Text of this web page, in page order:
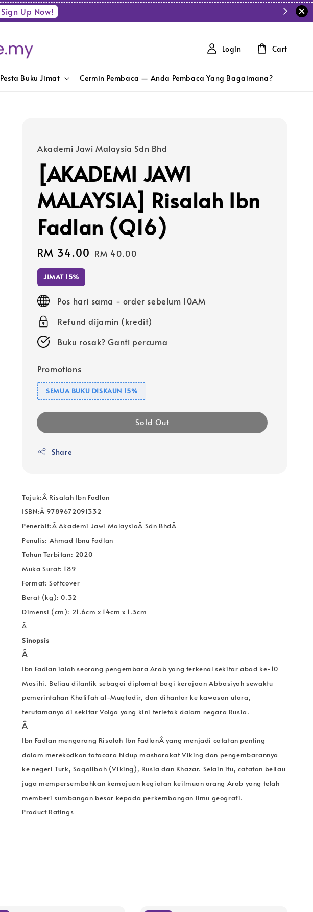
Sign Up Now!
Pesta Buku Jimat Cermin Pembaca — Anda Pembaca Yang Bagaimana?
Login Cart
Akademi Jawi Malaysia Sdn Bhd
[AKADEMI JAWI
MALAYSIA] Risalah Ibn
Fadlan (Q16)
Sale
price
RM 34.00 Regular
RM 40.00
JIMAT 15%
Pos hari sama - order sebelum 10AM
Refund dijamin (kredit)
Buku rosak? Ganti percuma
Promotions
SEMUA BUKU DISKAUN 15%
Sold Out
Share
Tajuk:Â Risalah Ibn Fadlan
ISBN:Â 9789672091332
Penerbit:Â Akademi Jawi MalaysiaÂ Sdn BhdÂ
Penulis: Ahmad Ibnu Fadlan
Tahun Terbitan: 2020
Muka Surat: 189
Format: Softcover
Berat (kg): 0.32
Dimensi (cm): 21.6cm x 14cm x 1.3cm
Â
Sinopsis
Â
Ibn Fadlan ialah seorang pengembara Arab yang terkenal sekitar abad ke-10
Masihi. Beliau dilantik sebagai diplomat bagi kerajaan Abbasiyah sewaktu
pemerintahan Khalifah al-Muqtadir, dan dihantar ke kawasan utara,
terutamanya di sekitar Volga yang kini terletak dalam negara Rusia.
Â
Ibn Fadlan mengarang Risalah Ibn FadlanÂ yang menjadi catatan penting
dalam merekodkan tatacara hidup masharakat Viking dan pengembarannya
ke negeri Turk, Saqalibah (Viking), Rusia dan Khazar. Selain itu, catatan beliau
juga mempersembahkan kemajuan kegiatan keilmuan orang Arab yang telah
memberi sumbangan besar kepada perkembangan ilmu geografi.
Product Ratings